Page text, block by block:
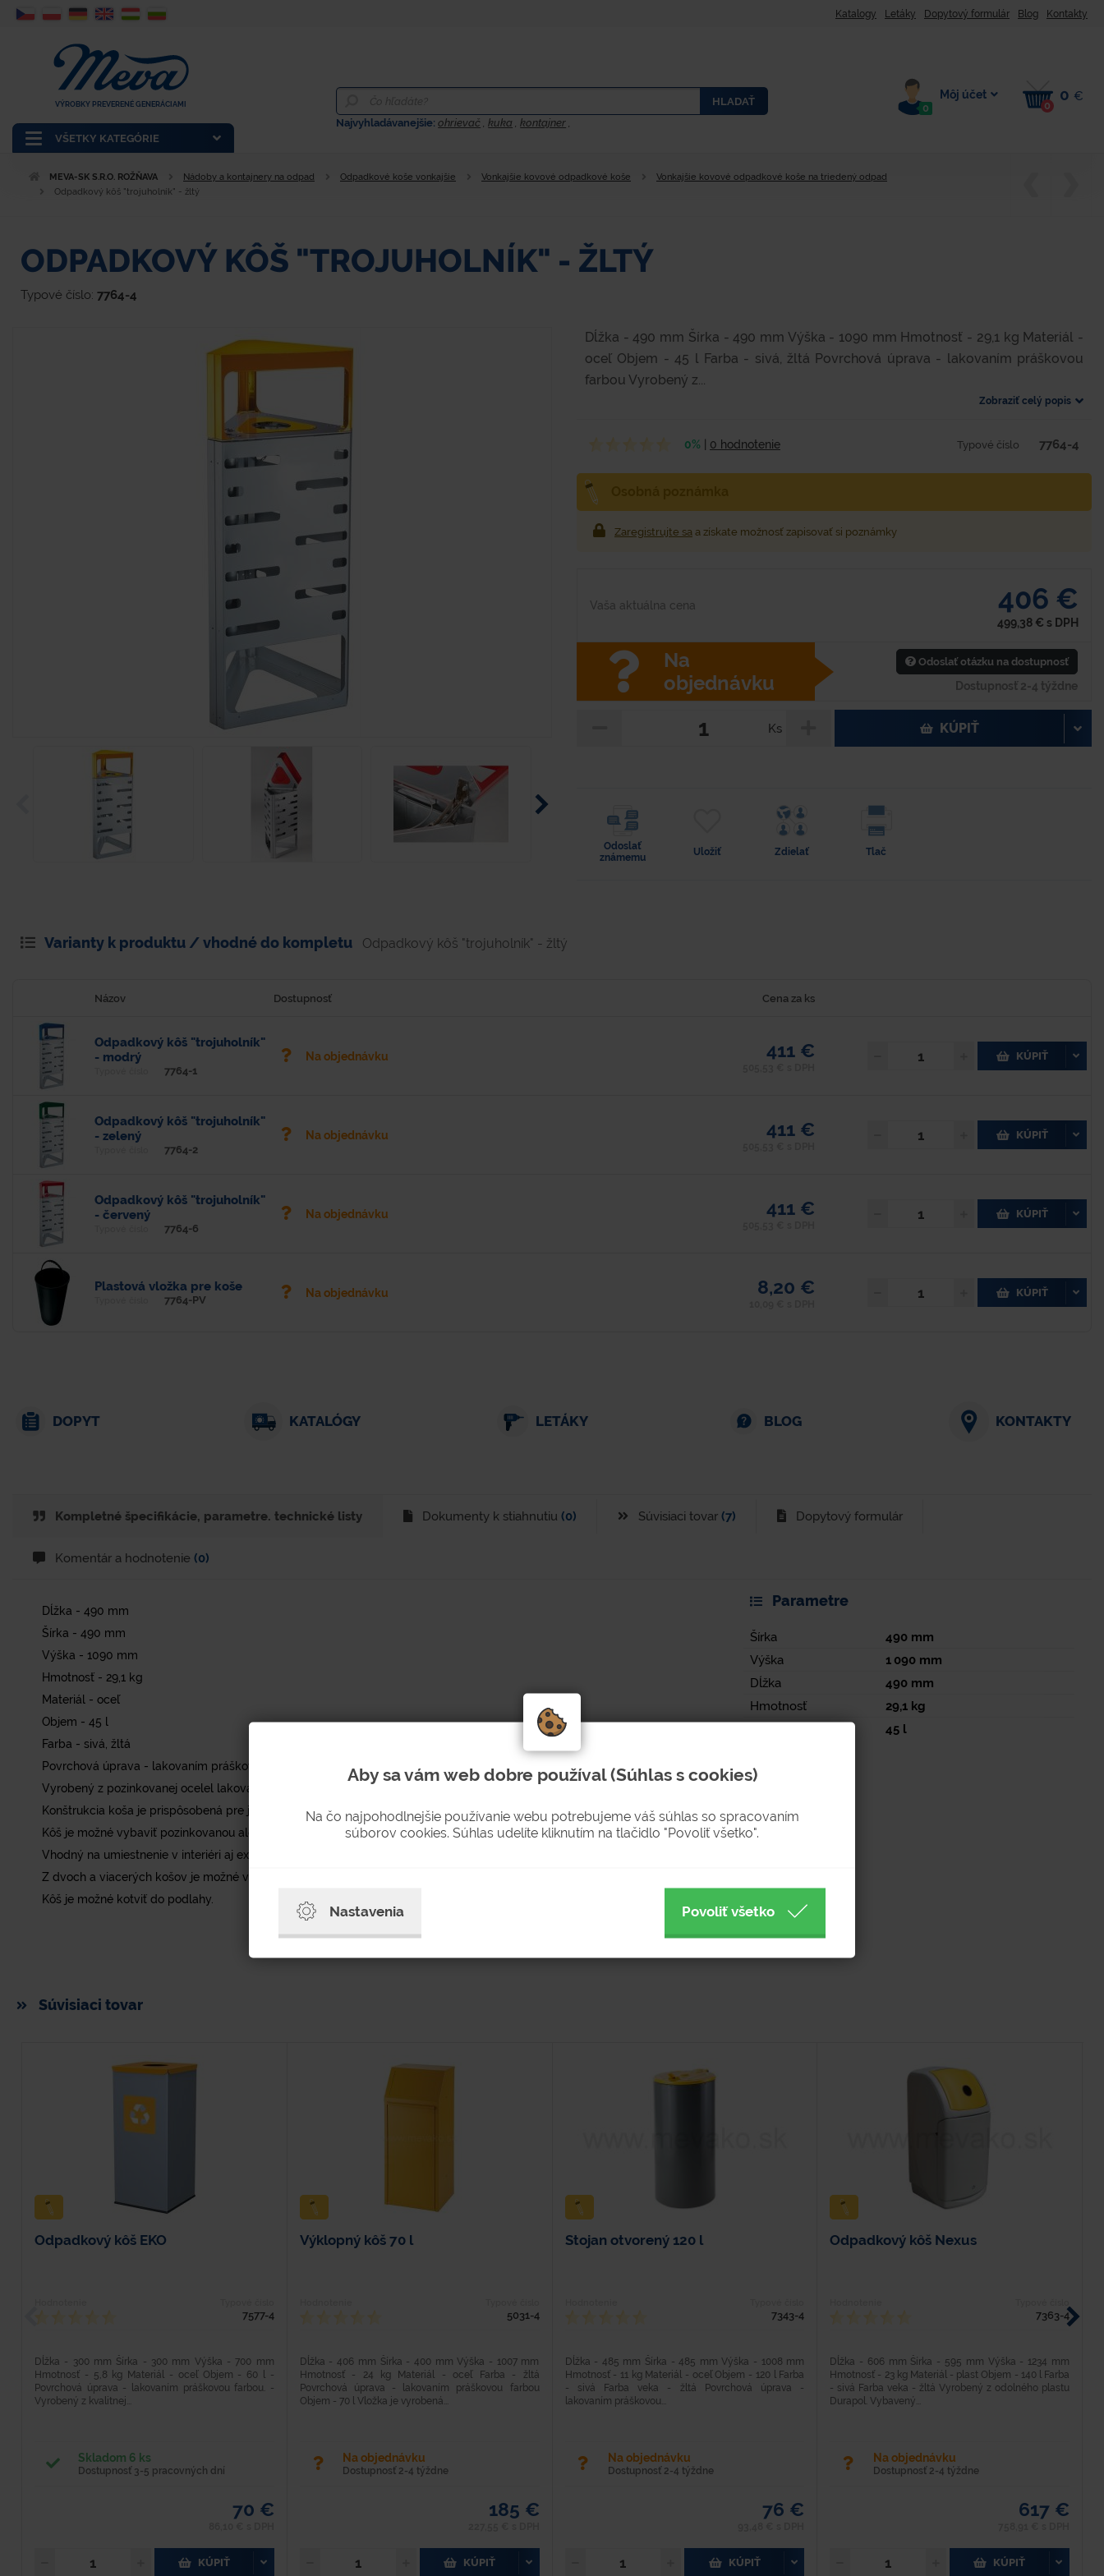
Katalogy Letáky Dopytový formulár Blog Kontakty
VŠETKY KATEGÓRIE
VÝROBKY PREVERENÉ GENERÁCIAMI
HLADAŤ
Najvyhladávanejšie:ohrievač ,kuka ,kontajner ,
0
Môj účet
0
0 €
MEVA-SK S.R.O. ROŽŇAVA Nádoby a kontajnery na odpad Odpadkové koše vonkajšie Vonkajšie kovové odpadkové koše
Vonkajšie kovové odpadkové koše na triedený odpad
Odpadkový kôš "trojuholník" - žltý
ODPADKOVÝ KÔŠ "TROJUHOLNÍK" - ŽLTÝ
Typové číslo: 7764-4
Dĺžka - 490 mm Šírka - 490 mm Výška - 1090 mm Hmotnosť - 29,1 kg Materiál -
oceľ Objem - 45 l Farba - sivá, žltá Povrchová úprava - lakovaním práškovou
farbou Vyrobený z...
Zobraziť celý popis
0% 0 hodnotenie Typové číslo 7764-4
Zaregistrujte sa a získate možnosť zapisovať si poznámky
Vaša aktuálna cena 406 €
499,38 € s DPH
Na
objednávku
Odoslať otázku na dostupnosť
Dostupnosť 2-4 týždne
Ks KÚPIŤ
Odoslať
známemu
Uložiť Zdielať Tlač
Varianty k produktu / vhodné do kompletu Odpadkový kôš "trojuholník" - žltý
Názov Dostupnosť Cena za ks
Odpadkový kôš "trojuholník"
- modrý
7764-1
Na objednávku 411 € KÚPIŤ
Odpadkový kôš "trojuholník"
- zelený
7764-2
Na objednávku 411 € KÚPIŤ
Odpadkový kôš "trojuholník"
- červený
7764-6
Na objednávku 411 € KÚPIŤ
Plastová vložka pre koše
7764-PV
Na objednávku 8,20 € KÚPIŤ
DOPYT KATALÓGY LETÁKY BLOG KONTAKTY
Kompletné špecifikácie, parametre. technické listy Dokumenty k stiahnutiu (0) Súvisiaci tovar (7) Dopytový formulár
Komentár a hodnotenie (0)
Dĺžka - 490 mm
Šírka - 490 mm
Výška - 1090 mm
Hmotnosť - 29,1 kg
Materiál - oceľ
Objem - 45 l
Farba - sivá, žltá
Povrchová úprava - lakovaním práškovou farbou
Vyrobený z pozinkovanej ocelel lakovanej práškovou farbou (telo koša sivá RAL 9006, veko žlté).
Konštrukcia koša je prispôsobená pre jednoduchý zber a triedenie odpadov (napr. papier, sklo, plast, kovy a pod.).
Kôš je možné vybaviť pozinkovanou alebo plastovou vložkou, prípadne vrecom na odpad (nie sú súčasťou dodávky).
Vhodný na umiestnenie v interiéri aj exteriéri.
Z dvoch a viacerých košov je možné vytvoriť stabilnú zostavu.
Kôš je možné kotviť do podlahy.
Parametre
Šírka 490 mm
Výška
1 090 mm
Dĺžka
490 mm
Hmotnosť
29,1 kg
45 l
Súvisiaci tovar
Odpadkový kôš EKO
7577-4
Dĺžka - 300 mm Šírka - 300 mm Výška - 700 mm
Hmotnosť - 5,8 kg Materiál - oceľ Objem - 60 l -
Povrchová úprava - lakovaním práškovou farbou. -
Vyrobený z kvalitnej...
Skladom 6 ks
Dostupnosť 3-5 pracovných dní
70 €
KÚPIŤ
Výklopný kôš 70 l
5031-4
Dĺžka - 406 mm Šírka - 400 mm Výška - 1007 mm
Hmotnosť - 24 kg Materiál - oceľ Farba - žltá
Povrchová úprava - lakovaním práškovou farbou
Objem - 70 l Vložka je vyrobená...
Na objednávku
Dostupnosť 2-4 týždne
185 €
KÚPIŤ
Stojan otvorený 120 l
7343-4
Dĺžka - 485 mm Šírka - 485 mm Výška - 1008 mm
Hmotnosť - 11 kg Materiál - oceľ Objem - 120 l Farba
- sivá Farba veka - žltá Povrchová úprava -
lakovaním práškovou...
Na objednávku
Dostupnosť 2-4 týždne
76 €
KÚPIŤ
Odpadkový kôš Nexus
7363-4
Dĺžka - 606 mm Šírka - 595 mm Výška - 1234 mm
Hmotnosť - 23 kg Materiál - plast Objem - 140 l Farba
- sivá Farba veka - žltá Vyrobený z odolného plastu
Durapol. Vybavený...
Na objednávku
Dostupnosť 2-4 týždne
617 €
KÚPIŤ
Aby sa vám web dobre používal (Súhlas s cookies)
Na čo najpohodlnejšie používanie webu potrebujeme váš súhlas so spracovaním
súborov cookies. Súhlas udelíte kliknutím na tlačidlo "Povoliť všetko".
Nastavenia Povoliť všetko